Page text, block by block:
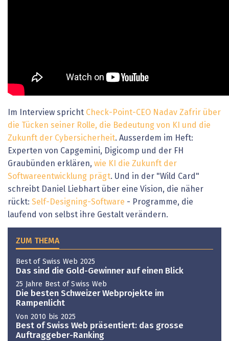
Im Interview spricht Check-Point-CEO Nadav Zafrir über
die Tücken seiner Rolle, die Bedeutung von KI und die
Zukunft der Cybersicherheit. Ausserdem im Heft:
Experten von Capgemini, Digicomp und der FH
Graubünden erklären, wie KI die Zukunft der
Softwareentwicklung prägt. Und in der "Wild Card"
schreibt Daniel Liebhart über eine Vision, die näher
rückt: Self-Designing-Software - Programme, die
laufend von selbst ihre Gestalt verändern.
ZUM THEMA
Best of Swiss Web 2025
Das sind die Gold-Gewinner auf einen Blick
25 Jahre Best of Swiss Web
Die besten Schweizer Webprojekte im
Rampenlicht
Von 2010 bis 2025
Best of Swiss Web präsentiert: das grosse
Auftraggeber-Ranking